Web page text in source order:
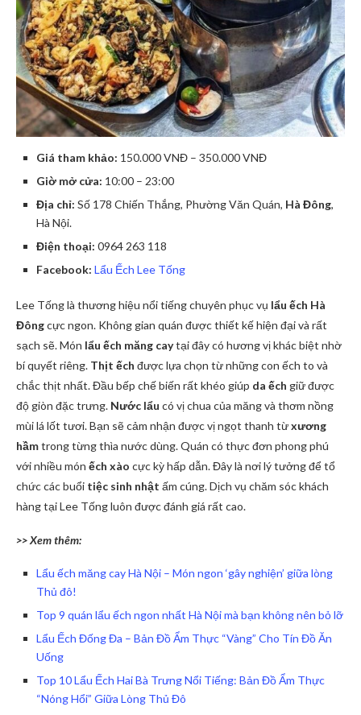
Giá tham khảo: 150.000 VNĐ – 350.000 VNĐ
Giờ mở cửa: 10:00 – 23:00
Địa chỉ: Số 178 Chiến Thắng, Phường Văn Quán, Hà Đông,
Hà Nội.
Điện thoại: 0964 263 118
Facebook: Lẩu Ếch Lee Tống
Lee Tống là thương hiệu nổi tiếng chuyên phục vụ lẩu ếch Hà
Đôngcực ngon. Không gian quán được thiết kế hiện đại và rất
sạch sẽ. Món lẩu ếch măng caytại đây có hương vị khác biệt nhờ
bí quyết riêng. Thịt ếch được lựa chọn từ những con ếch to và
chắc thịt nhất. Đầu bếp chế biến rất khéo giúp da ếch giữ được
độ giòn đặc trưng. Nước lẩu có vị chua của măng và thơm nồng
mùi lá lốt tươi. Bạn sẽ cảm nhận được vị ngọt thanh từxương
hầmtrong từng thìa nước dùng. Quán có thực đơn phong phú
với nhiều món ếch xào cực kỳ hấp dẫn. Đây là nơi lý tưởng để tổ
chức các buổi tiệc sinh nhật ấm cúng. Dịch vụ chăm sóc khách
hàng tại Lee Tống luôn được đánh giá rất cao.
>> Xem thêm:
Lẩu ếch măng cay Hà Nội – Món ngon ‘gây nghiện’ giữa lòng
Thủ đô!
Top 9 quán lẩu ếch ngon nhất Hà Nội mà bạn không nên bỏ lỡ
Lẩu Ếch Đống Đa – Bản Đồ Ẩm Thực “Vàng” Cho Tín Đồ Ăn
Uống
Top 10 Lẩu Ếch Hai Bà Trưng Nổi Tiếng: Bản Đồ Ẩm Thực
“Nóng Hổi” Giữa Lòng Thủ Đô